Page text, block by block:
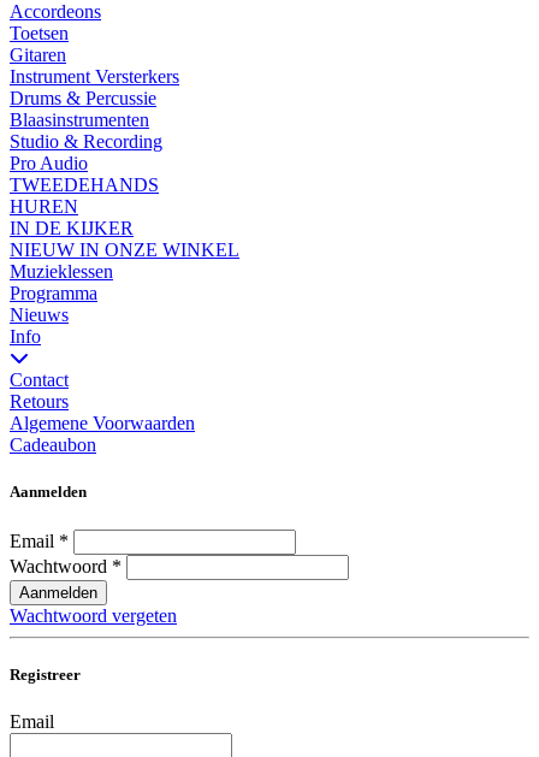
Accordeons
Toetsen
Gitaren
Instrument Versterkers
Drums & Percussie
Blaasinstrumenten
Studio & Recording
Pro Audio
TWEEDEHANDS
HUREN
IN DE KIJKER
NIEUW IN ONZE WINKEL
Muzieklessen
Programma
Nieuws
Info
Contact
Retours
Algemene Voorwaarden
Cadeaubon
Aanmelden
Email *
Wachtwoord *
Aanmelden
Wachtwoord vergeten
Registreer
Email